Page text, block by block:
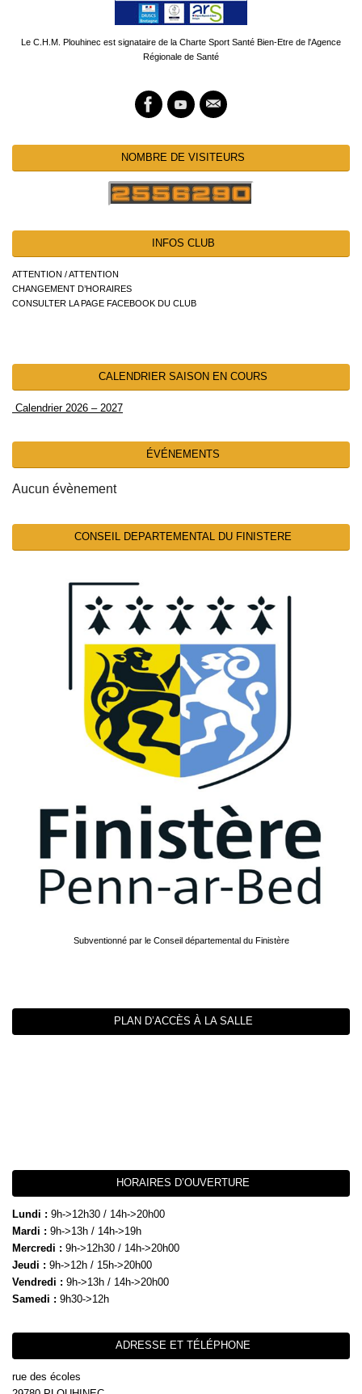
Le C.H.M. Plouhinec est signataire de la Charte Sport Santé Bien-Etre de l'Agence
Régionale de Santé
NOMBRE DE VISITEURS
INFOS CLUB
ATTENTION / ATTENTION
CHANGEMENT D’HORAIRES
CONSULTER LA PAGE FACEBOOK DU CLUB
CALENDRIER SAISON EN COURS
Calendrier 2026 – 2027
ÉVÉNEMENTS
Aucun évènement
CONSEIL DEPARTEMENTAL DU FINISTERE
Subventionné par le Conseil départemental du Finistère
PLAN D’ACCÈS À LA SALLE
HORAIRES D’OUVERTURE
Lundi : 9h->12h30 / 14h->20h00
Mardi : 9h->13h / 14h->19h
Mercredi : 9h->12h30 / 14h->20h00
Jeudi : 9h->12h / 15h->20h00
Vendredi : 9h->13h / 14h->20h00
Samedi : 9h30->12h
ADRESSE ET TÉLÉPHONE
rue des écoles